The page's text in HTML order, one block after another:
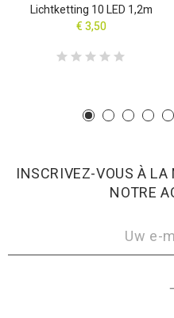
Lichtketting 10 LED 1,2m
€ 3,50
INSCRIVEZ-VOUS À
NOTRE